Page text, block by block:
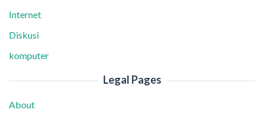
Internet
Diskusi
komputer
Legal Pages
About